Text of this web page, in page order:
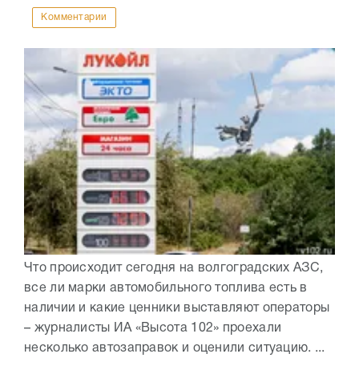
Комментарии
Что происходит сегодня на волгоградских АЗС,
все ли марки автомобильного топлива есть в
наличии и какие ценники выставляют операторы
– журналисты ИА «Высота 102» проехали
несколько автозаправок и оценили ситуацию. ...